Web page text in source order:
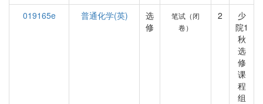
019165e
普通化学(英)
选
修
笔试（闭
卷）
2
少
院1
秋
选
修
课
程
组